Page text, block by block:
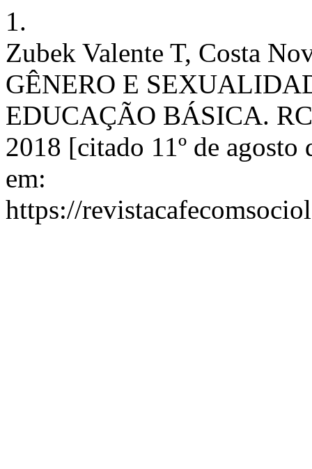
1.
Zubek Valente T, Costa
GÊNERO E
EDUCAÇÃO BÁSICA.
2018 [citado 11º de
em:
https://